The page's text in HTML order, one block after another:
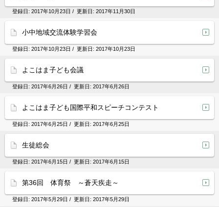
登録日: 2017年10月23日 / 更新日: 2017年11月30日
小中地域交流体験学習会
登録日: 2017年10月23日 / 更新日: 2017年10月23日
よこはま子ども会議
登録日: 2017年6月26日 / 更新日: 2017年6月26日
よこはま子ども国際平和スピーチコンテスト
登録日: 2017年6月25日 / 更新日: 2017年6月25日
生徒総会
登録日: 2017年6月15日 / 更新日: 2017年6月15日
第36回 体育祭 ～蒼天疾走～
登録日: 2017年5月29日 / 更新日: 2017年5月29日